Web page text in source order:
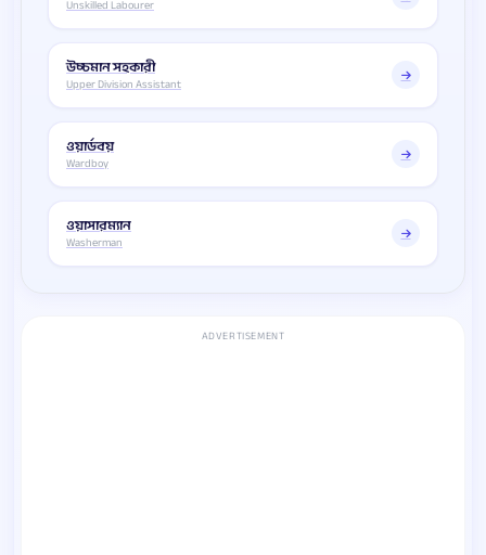
Unskilled Labourer
উচ্চমান সহকারী
Upper Division Assistant
ওয়ার্ডবয়
Wardboy
ওয়াসারম্যান
Washerman
ADVERTISEMENT